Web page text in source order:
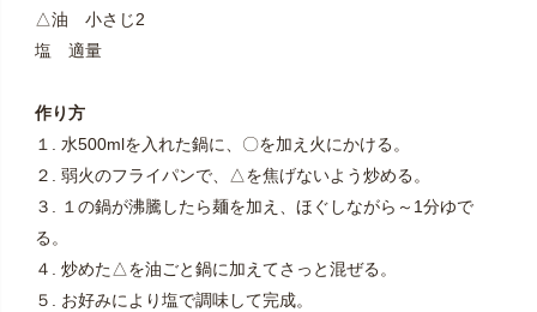
△油 小さじ2
塩 適量
作り方
１. 水500mlを入れた鍋に、〇を加え火にかける。
２. 弱火のフライパンで、△を焦げないよう炒める。
３. １の鍋が沸騰したら麺を加え、ほぐしながら～1分ゆで
る。
４. 炒めた△を油ごと鍋に加えてさっと混ぜる。
５. お好みにより塩で調味して完成。